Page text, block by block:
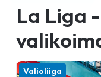
La Liga
Valioliiga